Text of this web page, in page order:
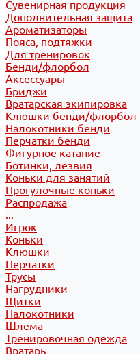
Сувенирная продукция
Дополнительная защита
Ароматизаторы
Пояса, подтяжки
Для тренировок
Бенди/флорбол
Аксессуары
Бриджи
Вратарская экипировка
Клюшки бенди/флорбол
Налокотники бенди
Перчатки бенди
Фигурное катание
Ботинки, лезвия
Коньки для занятий
Прогулочные коньки
Распродажа
...
Игрок
Коньки
Клюшки
Перчатки
Трусы
Нагрудники
Щитки
Налокотники
Шлема
Тренировочная одежда
Вратарь